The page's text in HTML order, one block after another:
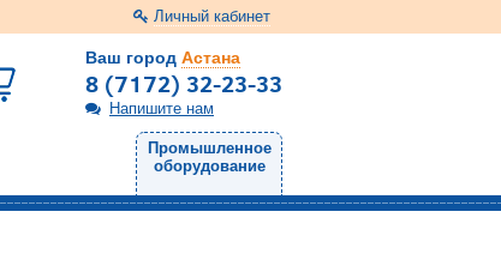
Личный кабинет
Ваш город Астана
8 (7172) 32-23-33
Напишите нам
Промышленное
оборудование